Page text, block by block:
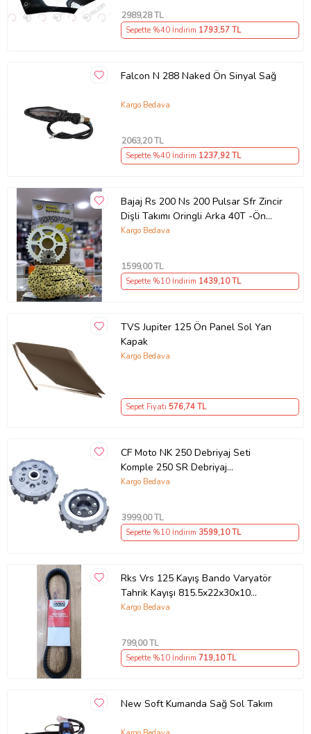
2989,28 TL
Sepette %40 İndirim 1793,57 TL
Falcon N 288 Naked Ön Sinyal Sağ
Kargo Bedava
2063,20 TL
Sepette %40 İndirim 1237,92 TL
Bajaj Rs 200 Ns 200 Pulsar Sfr Zincir
Dişli Takımı Oringli Arka 40T -Ön
14T 108 Bakla Supermto
Kargo Bedava
1599,00 TL
Sepette %10 İndirim 1439,10 TL
TVS Jupiter 125 Ön Panel Sol Yan
Kapak
Kargo Bedava
Sepet Fiyatı 576,74 TL
CF Moto NK 250 Debriyaj Seti
Komple 250 SR Debriyaj
Balata+Göbek Set 7Li Hepsi
Kargo Bedava
3999,00 TL
Sepette %10 İndirim 3599,10 TL
Rks Vrs 125 Kayış Bando Varyatör
Tahrik Kayışı 815.5x22x30x10
Supermoto
Kargo Bedava
799,00 TL
Sepette %10 İndirim 719,10 TL
New Soft Kumanda Sağ Sol Takım